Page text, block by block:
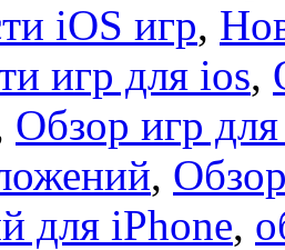
iOS игр,
игр для ios,
Обзор игр
,
для iPhone,